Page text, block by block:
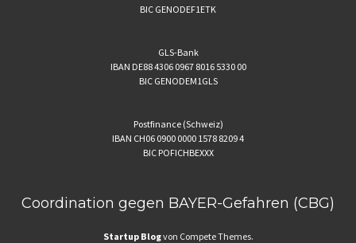
BIC GENODEF1ETK
GLS-Bank
IBAN DE88 4306 0967 8016 5330 00
BIC GENODEM1GLS
Postfinance (Schweiz)
IBAN CH06 0900 0000 1578 8209 4
BIC POFICHBEXXX
Coordination gegen BAYER-Gefahren (CBG)
Startup Blogvon Compete Themes.